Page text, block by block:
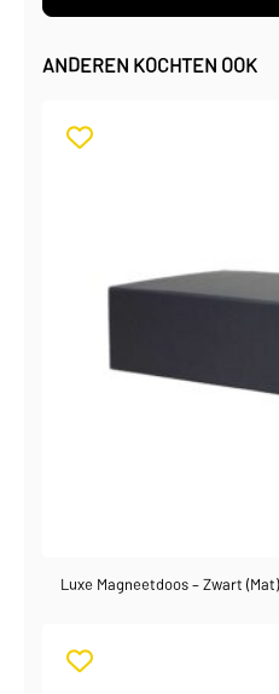
ANDEREN KOCHTEN OOK
Luxe Magneetdoos – Zwart